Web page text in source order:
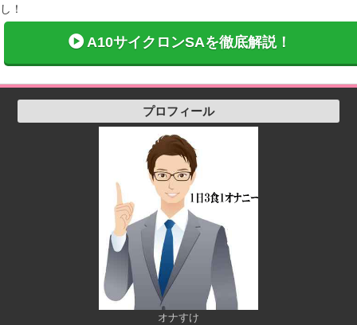
し！
A10サイクロンSAを徹底解説！
プロフィール
オナすけ